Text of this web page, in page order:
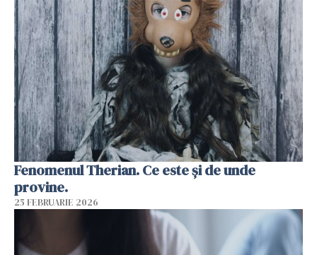
Fenomenul Therian. Ce este și de unde
provine.
25 FEBRUARIE 2026